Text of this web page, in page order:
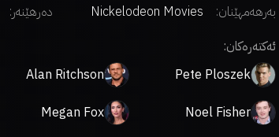
بەرهەمهێنان:
Nickelodeon Movies دەرهێنەر:
ئەکتەرەکان:
Pete Ploszek
Alan Ritchson
Noel Fisher
Megan Fox